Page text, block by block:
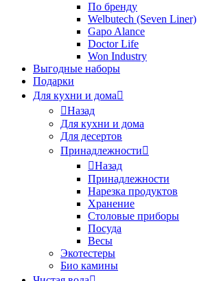
По бренду
Welbutech (Seven Liner)
Gapo Alance
Doctor Life
Won Industry
Выгодные наборы
Подарки
Для кухни и дома
Назад
Для кухни и дома
Для десертов
Принадлежности
Назад
Принадлежности
Нарезка продуктов
Хранение
Столовые приборы
Посуда
Весы
Экотестеры
Био камины